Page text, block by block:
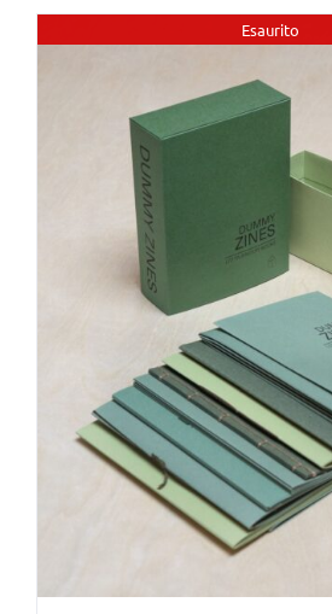
era:
è:
Esaurito